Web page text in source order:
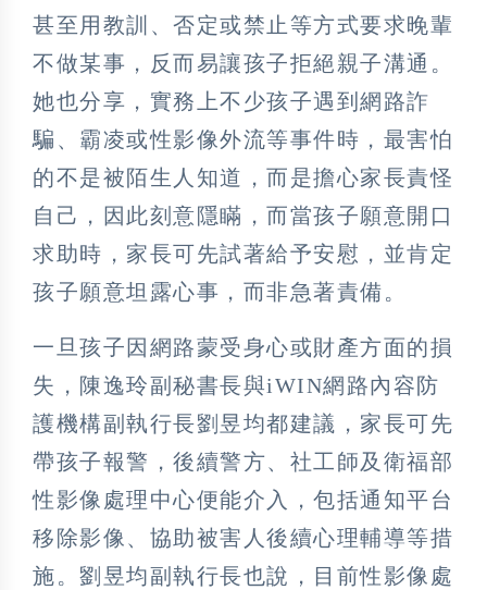
甚至用教訓、否定或禁止等方式要求晚輩
不做某事，反而易讓孩子拒絕親子溝通。
她也分享，實務上不少孩子遇到網路詐
騙、霸凌或性影像外流等事件時，最害怕
的不是被陌生人知道，而是擔心家長責怪
自己，因此刻意隱瞞，而當孩子願意開口
求助時，家長可先試著給予安慰，並肯定
孩子願意坦露心事，而非急著責備。
一旦孩子因網路蒙受身心或財產方面的損
失，陳逸玲副秘書長與iWIN網路內容防
護機構副執行長劉昱均都建議，家長可先
帶孩子報警，後續警方、社工師及衛福部
性影像處理中心便能介入，包括通知平台
移除影像、協助被害人後續心理輔導等措
施。劉昱均副執行長也說，目前性影像處